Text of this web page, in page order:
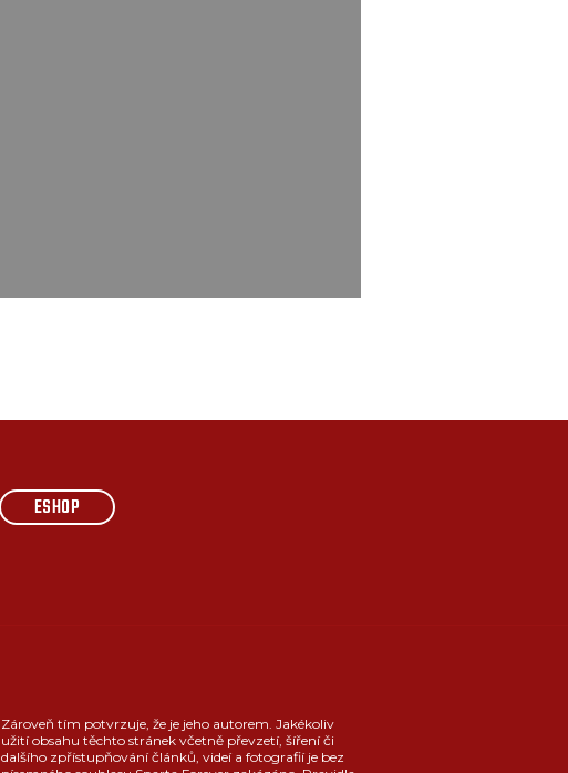
ESHOP
Zároveň tím potvrzuje, že je jeho autorem. Jakékoliv
užití obsahu těchto stránek včetně převzetí, šíření či
dalšího zpřístupňování článků, videí a fotografií je bez